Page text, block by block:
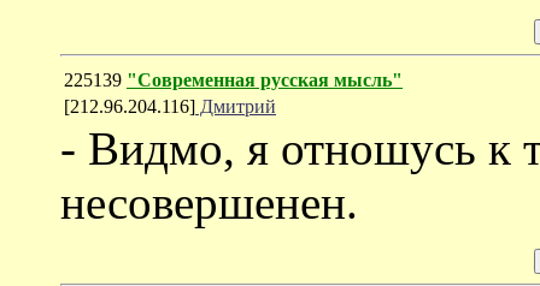
225139 "Современная русская мысль"
[212.96.204.116] Дмитрий
- Видмо, я отношусь к
несовершенен.